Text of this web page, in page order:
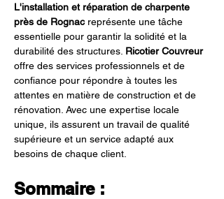
L'installation et réparation de charpente
près de Rognac représente une tâche
essentielle pour garantir la solidité et la
durabilité des structures. Ricotier Couvreur
offre des services professionnels et de
confiance pour répondre à toutes les
attentes en matière de construction et de
rénovation. Avec une expertise locale
unique, ils assurent un travail de qualité
supérieure et un service adapté aux
besoins de chaque client.
Sommaire :